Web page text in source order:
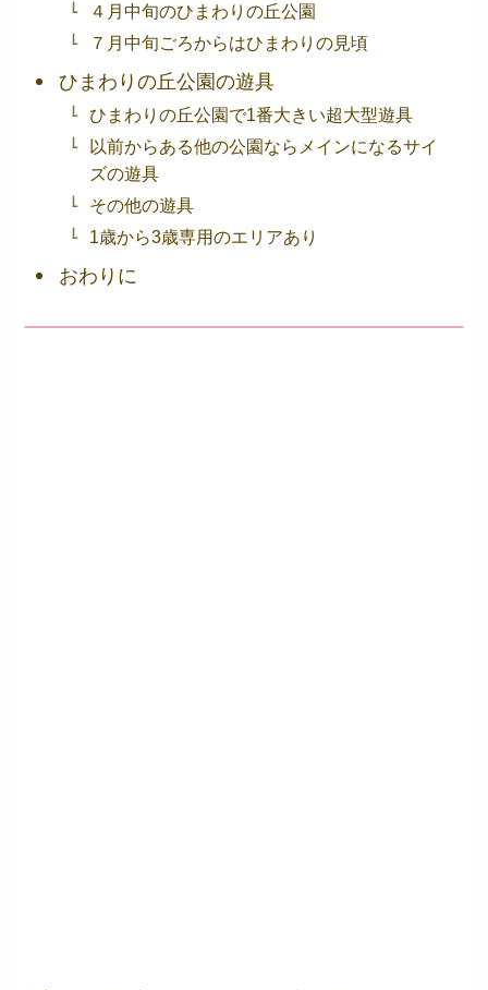
４月中旬のひまわりの丘公園
７月中旬ごろからはひまわりの見頃
ひまわりの丘公園の遊具
ひまわりの丘公園で1番大きい超大型遊具
以前からある他の公園ならメインになるサイ
ズの遊具
その他の遊具
1歳から3歳専用のエリアあり
おわりに